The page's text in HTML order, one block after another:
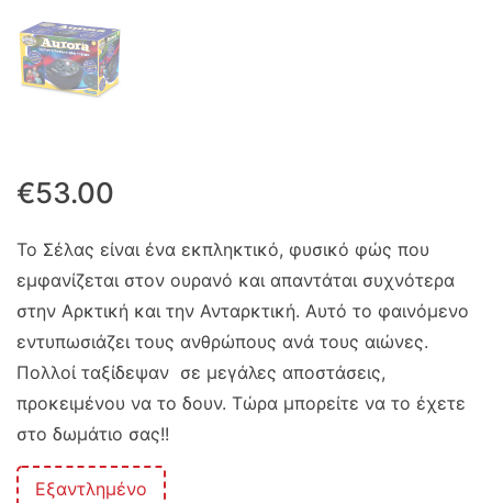
€53.00
Το Σέλας είναι ένα εκπληκτικό, φυσικό φώς που
εμφανίζεται στον ουρανό και απαντάται συχνότερα
στην Αρκτική και την Ανταρκτική. Αυτό το φαινόμενο
εντυπωσιάζει τους ανθρώπους ανά τους αιώνες.
Πολλοί ταξίδεψαν σε μεγάλες αποστάσεις,
προκειμένου να το δουν. Τώρα μπορείτε να το έχετε
στο δωμάτιο σας!!
Εξαντλημένο